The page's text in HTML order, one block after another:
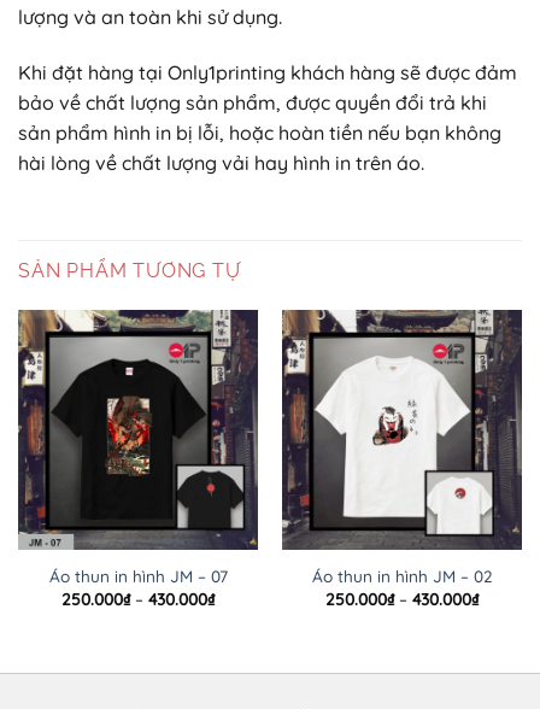
lượng và an toàn khi sử dụng.
Khi đặt hàng tại Only1printing khách hàng sẽ được đảm
bảo về chất lượng sản phẩm, được quyền đổi trả khi
sản phẩm hình in bị lỗi, hoặc hoàn tiền nếu bạn không
hài lòng về chất lượng vải hay hình in trên áo.
SẢN PHẨM TƯƠNG TỰ
Áo thun in hình JM – 07
250.000₫ – 430.000₫Khoảng
430.000₫
Áo thun in hình JM – 02
250.000₫ – 430.000₫Khoảng